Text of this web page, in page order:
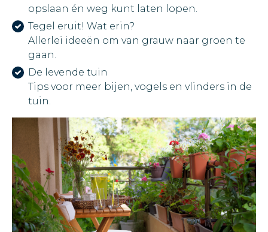
opslaan én weg kunt laten lopen.
Tegel eruit! Wat erin?
Allerlei ideeën om van grauw naar groen te
gaan.
De levende tuin
Tips voor meer bijen, vogels en vlinders in de
tuin.